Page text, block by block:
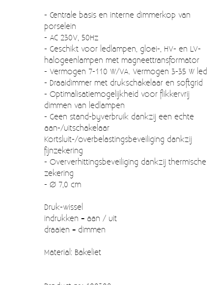
- Centrale basis en interne dimmerkop van
porselein
- AC 230V, 50Hz
- Geschikt voor ledlampen, gloei-, HV- en LV-
halogeenlampen met magneettransformator
- Vermogen 7-110 W/VA. Vermogen 3-35 W led
- Draaidimmer met drukschakelaar en softgrid
- Optimalisatiemogelijkheid voor flikkervrij
dimmen van ledlampen
- Geen stand-byverbruik dankzij een echte
aan-/uitschakelaar
Kortsluit-/overbelastingsbeveiliging dankzij
fijnzekering
- Oververhittingsbeveiliging dankzij thermische
zekering
- Ø 7,0 cm
Druk-wissel
indrukken = aan / uit
draaien = dimmen
Material: Bakeliet